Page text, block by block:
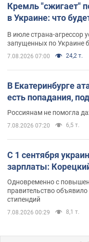
Кремль "сжигает"
в Украине: что
В июле страна-агрессор
запущенных по Украине
7.08.2026 07:00 24,2 т.
В Екатеринбурге
есть попадания,
Россиянам не помогла
7.08.2026 07:20 6,5 т.
С 1 сентября
зарплаты:
Одновременно с
правительство
стипендий
7.08.2026 00:29 8,1 т.